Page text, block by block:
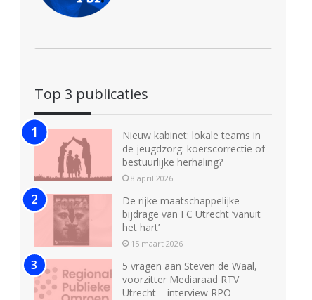
Top 3 publicaties
Nieuw kabinet: lokale teams in
de jeugdzorg: koerscorrectie of
bestuurlijke herhaling?
8 april 2026
De rijke maatschappelijke
bijdrage van FC Utrecht ‘vanuit
het hart’
15 maart 2026
5 vragen aan Steven de Waal,
voorzitter Mediaraad RTV
Utrecht – interview RPO